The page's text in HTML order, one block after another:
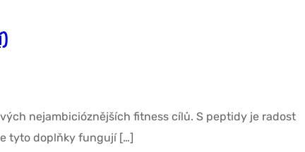
nejambicióznějších fitness cílů. S peptidy je radost
tyto doplňky fungují […]